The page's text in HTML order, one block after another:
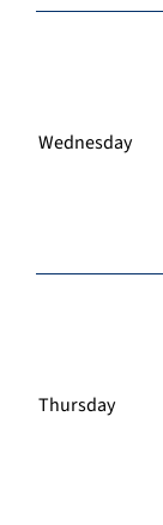
Wednesday
Thursday